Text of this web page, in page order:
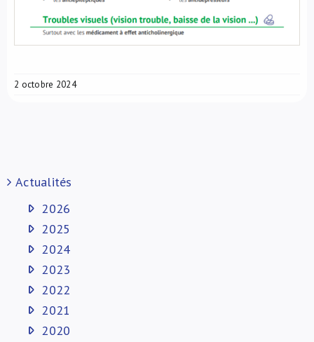
2 octobre 2024
Actualités
2026
2025
2024
2023
2022
2021
2020